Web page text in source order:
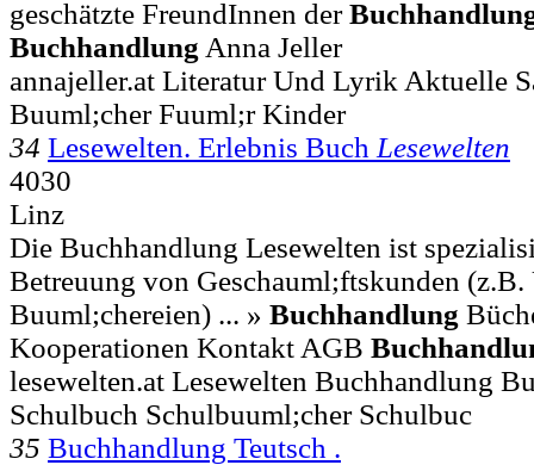
geschätzte FreundInnen der
Buchhandlung Anna Jeller
annajeller.at Literatur Und Lyrik Aktuelle
Buuml;cher Fuuml;r Kinder
34 Lesewelten. Erlebnis Buch Lesewelten
4030
Linz
Die Buchhandlung Lesewelten ist
Betreuung von Geschauml;ftskunden (z.B.
Buuml;chereien) ... » Buchhandlung
Kooperationen Kontakt AGB
lesewelten.at Lesewelten Buchhandlung
Schulbuch Schulbuuml;cher Schulbuc
35 Buchhandlung Teutsch .